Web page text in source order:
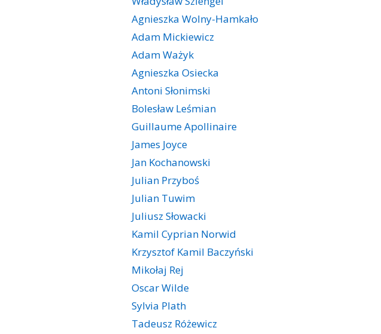
Agnieszka Wolny-Hamkało
Adam Mickiewicz
Adam Ważyk
Agnieszka Osiecka
Antoni Słonimski
Bolesław Leśmian
Guillaume Apollinaire
James Joyce
Jan Kochanowski
Julian Przyboś
Julian Tuwim
Juliusz Słowacki
Kamil Cyprian Norwid
Krzysztof Kamil Baczyński
Mikołaj Rej
Oscar Wilde
Sylvia Plath
Tadeusz Różewicz